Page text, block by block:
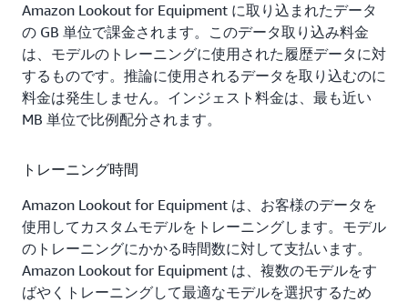
Amazon Lookout for Equipment に取り込まれたデータ
の GB 単位で課金されます。このデータ取り込み料金
は、モデルのトレーニングに使用された履歴データに対
するものです。推論に使用されるデータを取り込むのに
料金は発生しません。インジェスト料金は、最も近い
MB 単位で比例配分されます。
トレーニング時間
Amazon Lookout for Equipment は、お客様のデータを
使用してカスタムモデルをトレーニングします。モデル
のトレーニングにかかる時間数に対して支払います。
Amazon Lookout for Equipment は、複数のモデルをす
ばやくトレーニングして最適なモデルを選択するため